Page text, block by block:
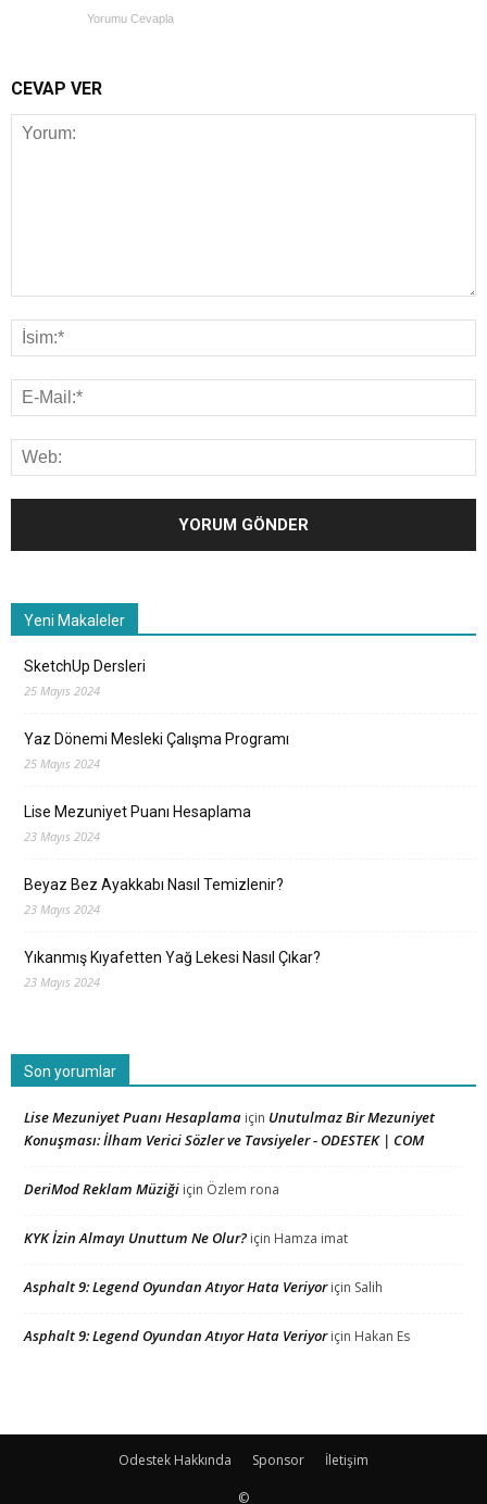
Yorumu Cevapla
CEVAP VER
Yeni Makaleler
SketchUp Dersleri
25 Mayıs 2024
Yaz Dönemi Mesleki Çalışma Programı
25 Mayıs 2024
Lise Mezuniyet Puanı Hesaplama
23 Mayıs 2024
Beyaz Bez Ayakkabı Nasıl Temizlenir?
23 Mayıs 2024
Yıkanmış Kıyafetten Yağ Lekesi Nasıl Çıkar?
23 Mayıs 2024
Son yorumlar
Lise Mezuniyet Puanı Hesaplama için Unutulmaz Bir Mezuniyet
Konuşması: İlham Verici Sözler ve Tavsiyeler - ODESTEK | COM
DeriMod Reklam Müziği için Özlem rona
KYK İzin Almayı Unuttum Ne Olur? için Hamza imat
Asphalt 9: Legend Oyundan Atıyor Hata Veriyoriçin Salih
Asphalt 9: Legend Oyundan Atıyor Hata Veriyoriçin Hakan Es
Odestek Hakkında Sponsor İletişim
©